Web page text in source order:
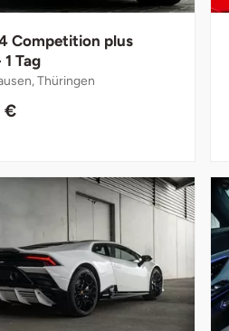
Competition plus
Tag
Thüringen
€